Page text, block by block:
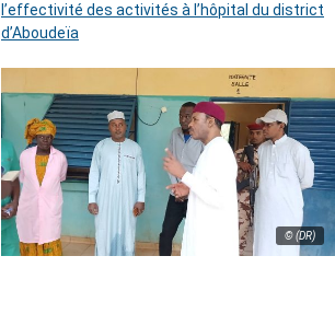
l’effectivité des activités à l’hôpital du district
d’Aboudeïa
© (DR)